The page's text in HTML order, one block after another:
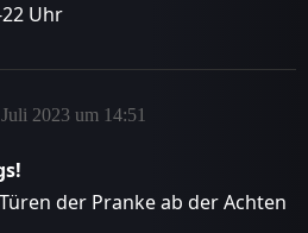
Uhr
2023 um 14:51
der Pranke ab der Achten